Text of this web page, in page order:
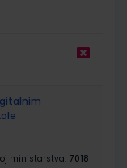
ministarstva: 7018